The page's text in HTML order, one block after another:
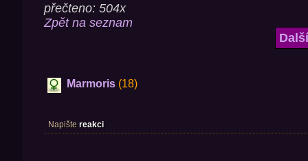
přečteno: 504x
Zpět na seznam
Marmoris(18)
Napište reakci